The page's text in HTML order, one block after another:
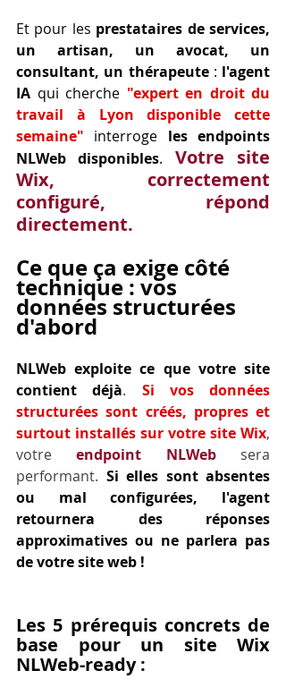
Et pour les prestataires de services,
un artisan, un avocat, un
consultant, un thérapeute : l'agent
IA qui cherche "expert en droit du
travail à Lyon disponible cette
semaine" interroge les endpoints
NLWeb disponibles. Votre site
Wix, correctement
configuré, répond
directement.
Ce que ça exige côté
technique : vos
données structurées
d'abord
NLWeb exploite ce que votre site
contient déjà. Si vos données
structurées sont créés, propres et
surtout installés sur votre site Wix,
votre endpoint NLWeb sera
performant. Si elles sont absentes
ou mal configurées, l'agent
retournera des réponses
approximatives ou ne parlera pas
de votre site web !
Les 5 prérequis concrets de
base pour un site Wix
NLWeb-ready :